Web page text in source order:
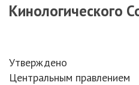
Кинологического
Утверждено
Центральным правлением